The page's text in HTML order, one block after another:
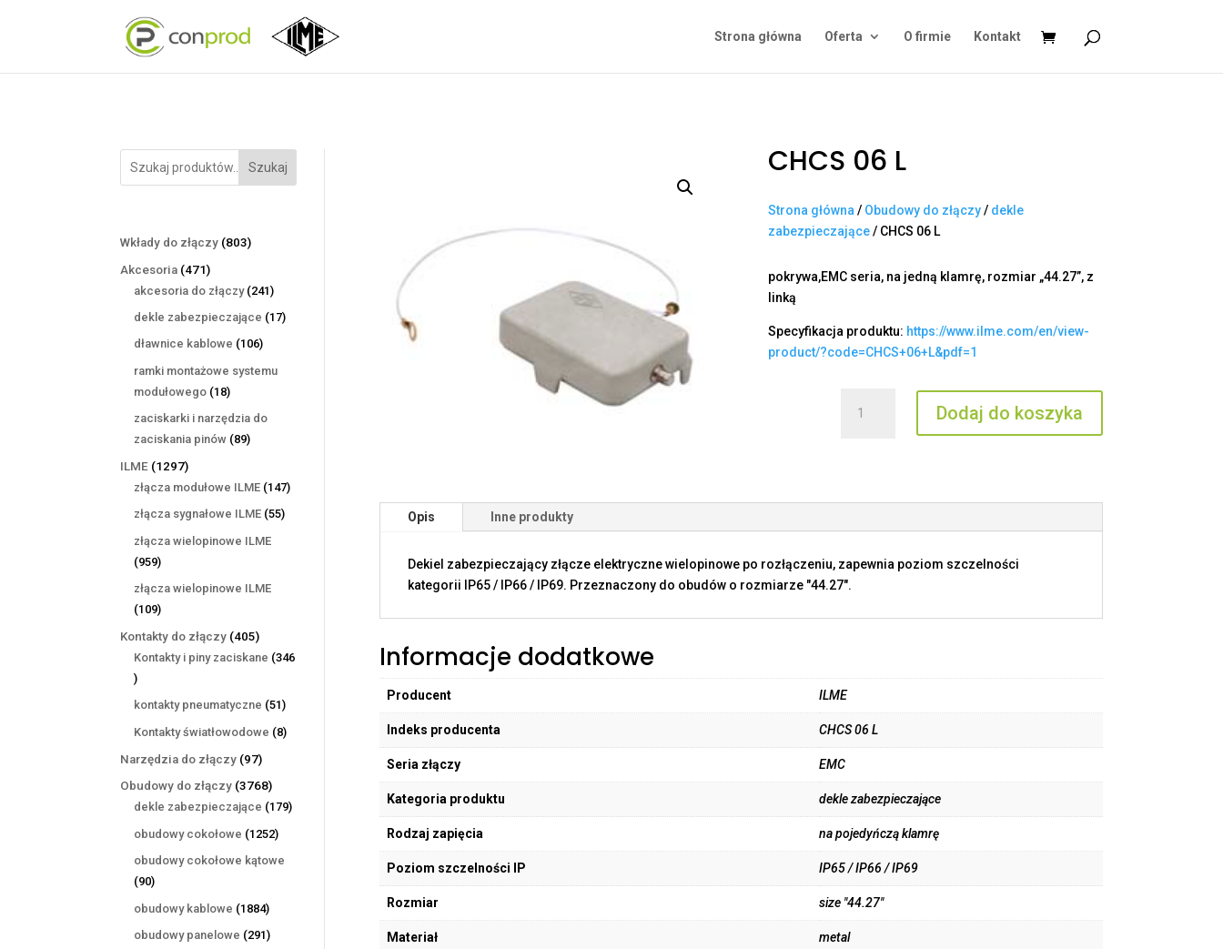
Strona główna Oferta O firmie Kontakt
Szukaj
Wkłady do złączy 803803
Akcesoria 471471
produktów
akcesoria do złączy 241241
produktów
dekle zabezpieczające 1717
dławnice kablowe 106106
ramki montażowe systemu
modułowego 1818
produktów
zaciskarki i narzędzia do
zaciskania pinów 8989
ILME 12971297
produktów
złącza modułowe ILME 147147
złącza sygnałowe ILME 5555
złącza wielopinowe ILME
959959
produktów
złącza wielopinowe ILME
109109
produktów
Kontakty do złączy 405405
produktów
Kontakty i piny zaciskane 346
346
produktów
kontakty pneumatyczne 5151
produktów
Kontakty światłowodowe 88
Narzędzia do złączy 9797
produktów
Obudowy do złączy 37683768
produktów
dekle zabezpieczające 179179
obudowy cokołowe 12521252
obudowy cokołowe kątowe
9090
produktów
obudowy kablowe 18841884
produkty
obudowy panelowe 291291
CHCS 06 L
Strona główna / Obudowy do złączy/ dekle
zabezpieczające/ CHCS 06 L
pokrywa,EMC seria, na jedną klamrę, rozmiar „44.27”, z
linką
Specyfikacja produktu: https://www.ilme.com/en/view-
product/?code=CHCS+06+L&pdf=1
CHCS
Dodaj do koszyka
Opis Inne produkty
Dekiel zabezpieczający złącze elektryczne wielopinowe po rozłączeniu, zapewnia poziom szczelności
kategorii IP65 / IP66 / IP69. Przeznaczony do obudów o rozmiarze "44.27".
Informacje dodatkowe
Producent ILME
Indeks producenta CHCS 06 L
Seria złączy EMC
Kategoria produktu dekle zabezpieczające
Rodzaj zapięcia na pojedyńczą klamrę
Poziom szczelności IP IP65 / IP66 / IP69
Rozmiar size "44.27"
Materiał metal